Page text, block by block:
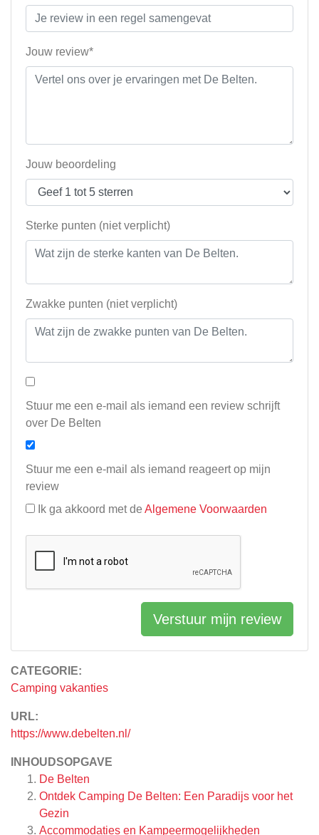
CATEGORIE:
Camping vakanties
URL:
https://www.debelten.nl/
INHOUDSOPGAVE
De Belten
Ontdek Camping De Belten: Een Paradijs voor het
Gezin
Accommodaties en Kampeermogelijkheden
Jouw review*
Jouw beoordeling
Sterke punten (niet verplicht)
Zwakke punten (niet verplicht)
Stuur me een e-mail als iemand een review schrijft
over De Belten
Stuur me een e-mail als iemand reageert op mijn
review
Ik ga akkoord met de Algemene Voorwaarden
Verstuur mijn review